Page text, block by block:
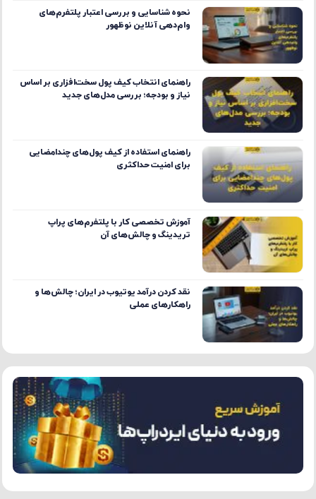
نحوه شناسایی و بررسی اعتبار پلتفرم‌های
وام‌دهی آنلاین نوظهور
راهنمای انتخاب کیف پول سخت‌افزاری بر اساس
نیاز و بودجه؛ بررسی مدل‌های جدید
راهنمای استفاده از کیف پول‌های چندامضایی
برای امنیت حداکثری
آموزش تخصصی کار با پلتفرم‌های پراپ
تریدینگ و چالش‌های آن
نقد کردن درآمد یوتیوب در ایران؛ چالش‌ها و
راهکارهای عملی